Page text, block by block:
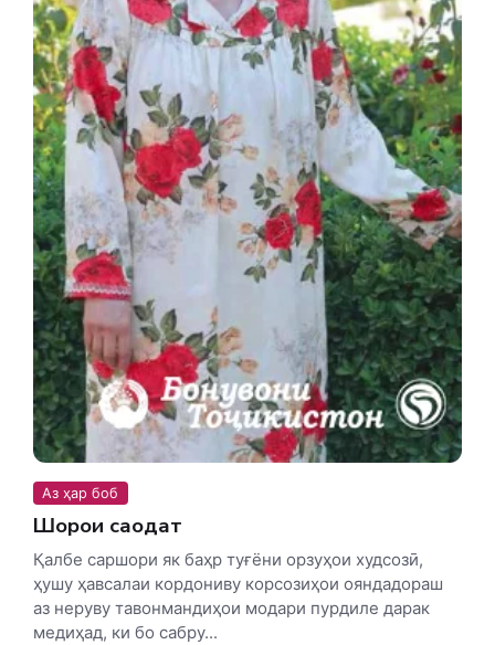
Аз ҳар боб
Шоҳроҳи саодат
Қалбе саршори як баҳр туғёни орзуҳои худсозӣ,
ҳушу ҳавсалаи кордониву корсозиҳои ояндадораш
аз неруву тавонмандиҳои модари пурдиле дарак
медиҳад, ки бо сабру...